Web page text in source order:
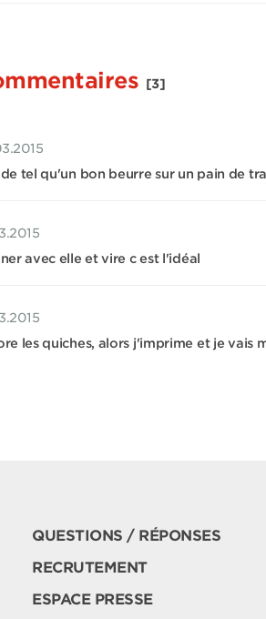
[3]
tel qu'un bon beurre sur un pain de
avec elle et vire c est l'idéal
les quiches, alors j'imprime et je vais
QUESTIONS / RÉPONSES
RECRUTEMENT
ESPACE PRESSE